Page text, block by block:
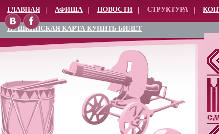
ГЛАВНАЯ АФИША НОВОСТИ СТРУКТУРА
ПУШКИНСКАЯ КАРТА КУПИТЬ БИЛЕТ